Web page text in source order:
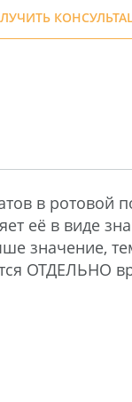
в ротовой
её в виде
значение,
ОТДЕЛЬНО